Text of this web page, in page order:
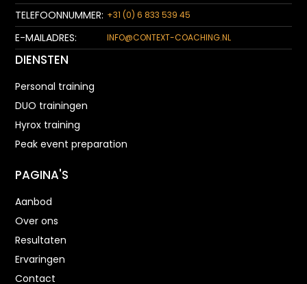
TELEFOONNUMMER: +31 (0) 6 833 539 45
E-MAILADRES: INFO@CONTEXT-COACHING.NL
DIENSTEN
Personal training
DUO trainingen
Hyrox training
Peak event preparation
PAGINA'S
Aanbod
Over ons
Resultaten
Ervaringen
Contact